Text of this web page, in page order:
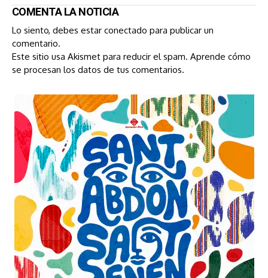
COMENTA LA NOTICIA
Lo siento, debes estar conectado para publicar un
comentario.
Este sitio usa Akismet para reducir el spam. Aprende cómo
se procesan los datos de tus comentarios.